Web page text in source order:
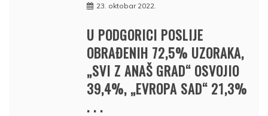
23. oktobar 2022.
U PODGORICI POSLIJE
OBRAĐENIH 72,5% UZORAKA,
„SVI Z ANAŠ GRAD“ OSVOJIO
39,4%, „EVROPA SAD“ 21,3%
. . .